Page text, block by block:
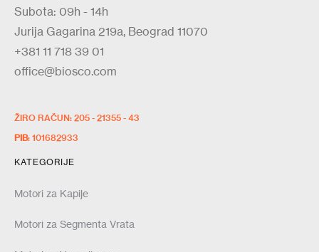
Subota: 09h - 14h
Jurija Gagarina 219a, Beograd 11070
+381 11 718 39 01
office@biosco.com
ŽIRO RAČUN: 205 - 21355 - 43
PIB: 101682933
KATEGORIJE
Motori za Kapije
Motori za Segmenta Vrata